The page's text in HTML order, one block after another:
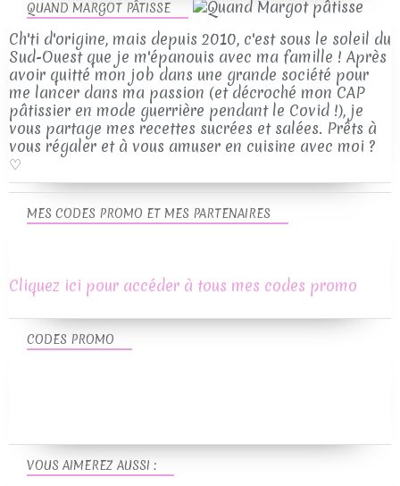
QUAND MARGOT PÂTISSE
Ch'ti d'origine, mais depuis 2010, c'est sous le soleil du
Sud-Ouest que je m'épanouis avec ma famille ! Après
avoir quitté mon job dans une grande société pour
me lancer dans ma passion (et décroché mon CAP
pâtissier en mode guerrière pendant le Covid !), je
vous partage mes recettes sucrées et salées. Prêts à
vous régaler et à vous amuser en cuisine avec moi ?
♡
VOUS AIMEREZ AUSSI :
CODES PROMO
MES CODES PROMO ET MES PARTENAIRES
Cliquez ici pour accéder à tous mes codes promo